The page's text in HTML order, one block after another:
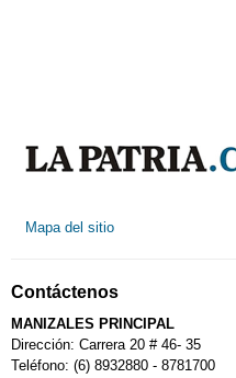
Mapa del sitio
Contáctenos
MANIZALES PRINCIPAL
Dirección: Carrera 20 # 46- 35
Teléfono: (6) 8932880 - 8781700